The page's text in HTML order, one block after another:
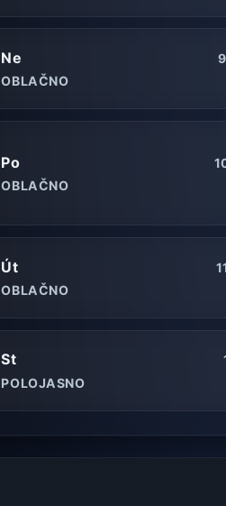
Ne
OBLAČNO
Po
OBLAČNO
Út
OBLAČNO
St
POLOJASNO